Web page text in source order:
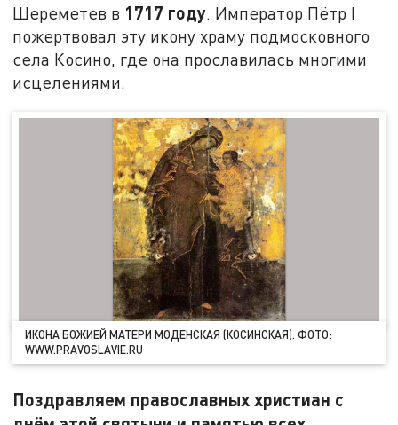
Шереметев в 1717 году. Император Пётр I
пожертвовал эту икону храму подмосковного
села Косино, где она прославилась многими
исцелениями.
ИКОНА БОЖИЕЙ МАТЕРИ МОДЕНСКАЯ (КОСИНСКАЯ). ФОТО:
WWW.PRAVOSLAVIE.RU
Поздравляем православных христиан с